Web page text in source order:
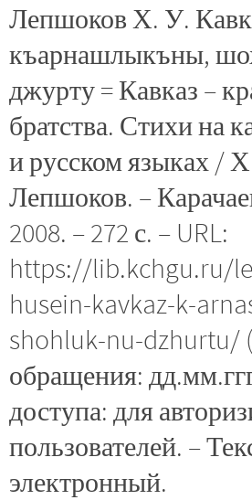
Лепшоков Х. У.
къарнашлыкъны,
джурту = Кавказ –
братства. Стихи на
и русском языках /
Лепшоков. –
2008. – 272 с. – URL:
https://lib.kchgu.ru/
husein-kavkaz-k-
shohluk-nu-dzhurtu/
обращения:
доступа: для
пользователей. –
электронный.